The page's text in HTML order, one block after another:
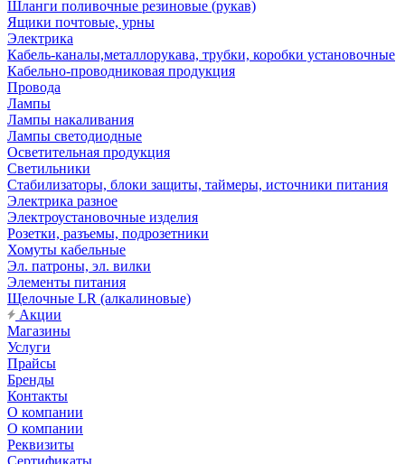
Шланги поливочные резиновые (рукав)
Ящики почтовые, урны
Электрика
Кабель-каналы,металлорукава, трубки, коробки установочные
Кабельно-проводниковая продукция
Провода
Лампы
Лампы накаливания
Лампы светодиодные
Осветительная продукция
Светильники
Стабилизаторы, блоки защиты, таймеры, источники питания
Электрика разное
Электроустановочные изделия
Розетки, разъемы, подрозетники
Хомуты кабельные
Эл. патроны, эл. вилки
Элементы питания
Щелочные LR (алкалиновые)
Акции
Магазины
Услуги
Прайсы
Бренды
Контакты
О компании
О компании
Реквизиты
Сертификаты